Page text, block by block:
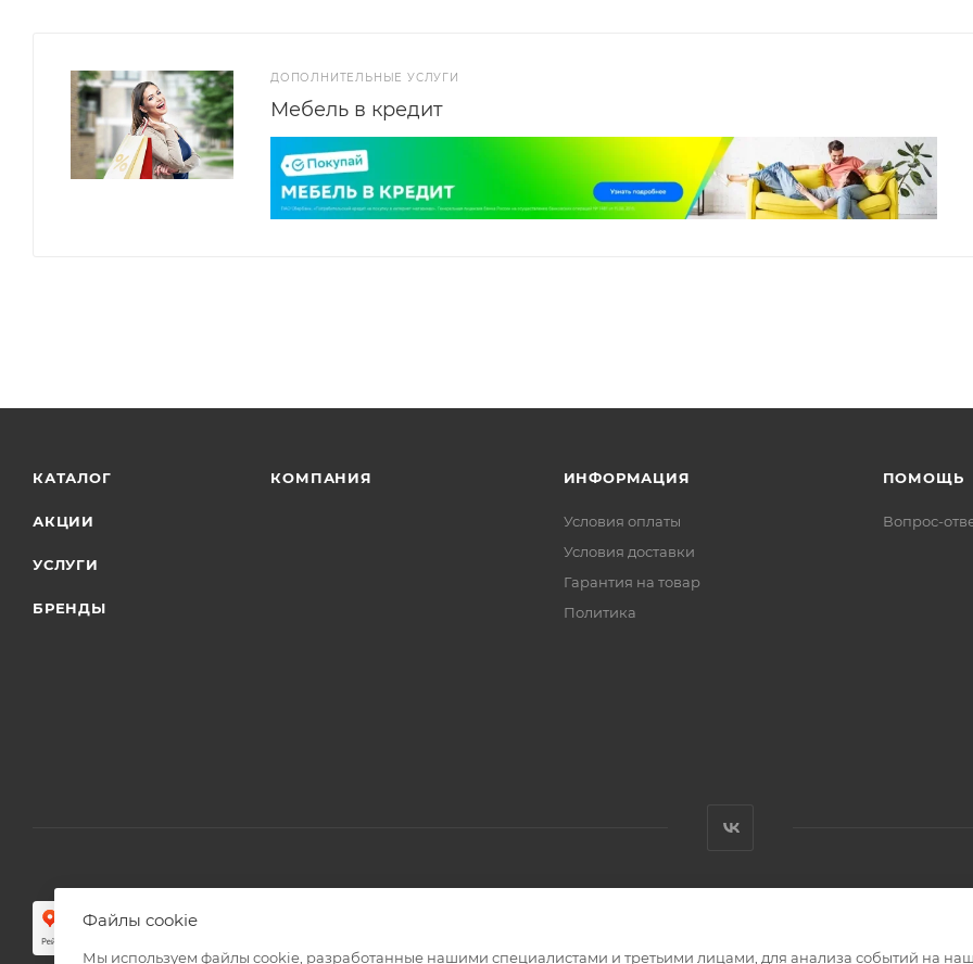
ДОПОЛНИТЕЛЬНЫЕ УСЛУГИ
Мебель в кредит
КАТАЛОГ
АКЦИИ
УСЛУГИ
БРЕНДЫ
КОМПАНИЯ ИНФОРМАЦИЯ
Условия оплаты
Условия доставки
Гарантия на товар
Политика
ПОМОЩЬ
Вопрос-
Файлы cookie
Мы используем файлы cookie, разработанные нашими специалистами и третьими лицами, для анализа событий на